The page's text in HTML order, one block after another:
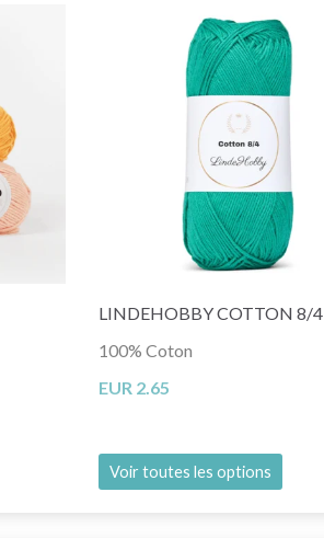
LINDEHOBBY COTTON 8/4
100% Coton
EUR 2.65
Voir toutes les options